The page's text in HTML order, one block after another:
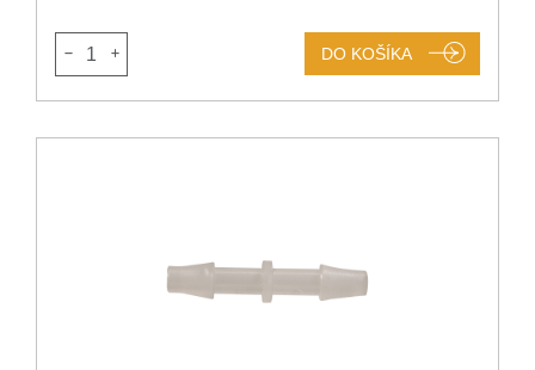
1 DO KOŠÍKA